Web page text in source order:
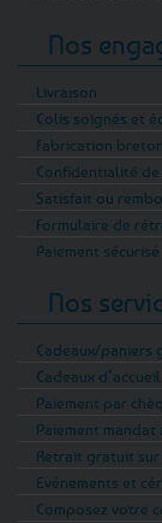
Nos
Livraison
Colis soignés et
Fabrication
Confidentialité
Satisfait ou
Formulaire de
Paiement sécurisé
Nos
Cadeaux/paniers
Cadeaux
Paiement par
Paiement
Retrait gratuit sur
Evénements et
Composez votre